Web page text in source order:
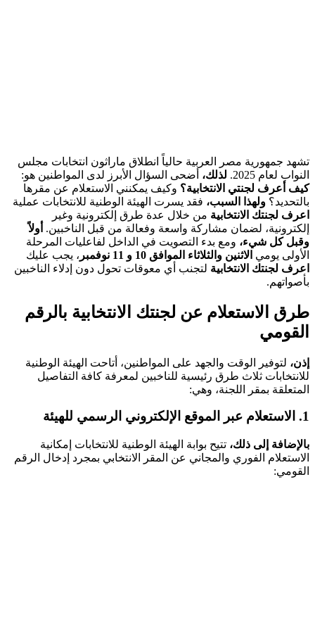
تشهد جمهورية مصر العربية حالياً انطلاق ماراثون انتخابات مجلس
النواب لعام 2025.
لذلك، أضحى السؤال الأبرز لدى المواطنين هو:
كيف أعرف لجنتي الانتخابية؟ وكيف يمكنني الاستعلام عن مقرها
بالتحديد؟ ولهذا السبب، فقد يسرت الهيئة الوطنية للانتخابات عملية
اعرف لجنتك الانتخابية من خلال عدة طرق إلكترونية وغير
إلكترونية، لضمان مشاركة واسعة وفعالة من قبل الناخبين. أولاً
وقبل كل شيء، ومع بدء التصويت في الداخل لفاعليات المرحلة
الأولى يومي الاثنين والثلاثاء الموافق 10 و 11 نوفمبر
، يجب عليك
اعرف لجنتك الانتخابية لتجنب أي معوقات تحول دون إدلاء الناخبين
بأصواتهم.
طرق الاستعلام عن لجنتك الانتخابية بالرقم
القومي
إذن، لتوفير الوقت والجهد على المواطنين، أتاحت الهيئة الوطنية
للانتخابات ثلاث طرق رئيسية للناخبين لمعرفة كافة التفاصيل
المتعلقة بمقر اللجنة، وهي:
1. الاستعلام عبر الموقع الإلكتروني الرسمي للهيئة
بالإضافة إلى ذلك، تتيح بوابة الهيئة الوطنية للانتخابات إمكانية
الاستعلام الفوري والمجاني عن المقر الانتخابي بمجرد إدخال الرقم
القومي: